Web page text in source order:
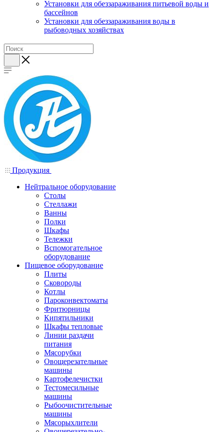
Установки для обеззараживания питьевой воды и
бассейнов
Установки для обеззараживания воды в
рыбоводных хозяйствах
Продукция
Нейтральное оборудование
Столы
Стеллажи
Ванны
Полки
Шкафы
Тележки
Вспомогательное
оборудование
Пищевое оборудование
Плиты
Сковороды
Котлы
Пароконвектоматы
Фритюрницы
Кипятильники
Шкафы тепловые
Линии раздачи
питания
Мясорубки
Овощерезательные
машины
Картофелечистки
Тестомесильные
машины
Рыбоочистительные
машины
Мясорыхлители